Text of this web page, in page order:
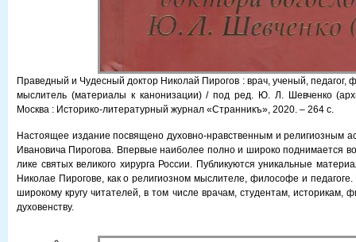
Праведный и Чудесный доктор Николай Пирогов : врач, ученый, педагог,
мыслитель (материалы к канонизации) / под ред. Ю. Л. Шевченко
Москва : Историко-литературный журнал «Странникъ», 2020. – 264 с.
Настоящее издание посвящено духовно-нравственным и религиозным
Ивановича Пирогова. Впервые наиболее полно и широко поднимается
лике святых великого хирурга России. Публикуются уникальные
Николае Пирогове, как о религиозном мыслителе, философе и педагоге.
широкому кругу читателей, в том числе врачам, студентам, историкам,
духовенству.